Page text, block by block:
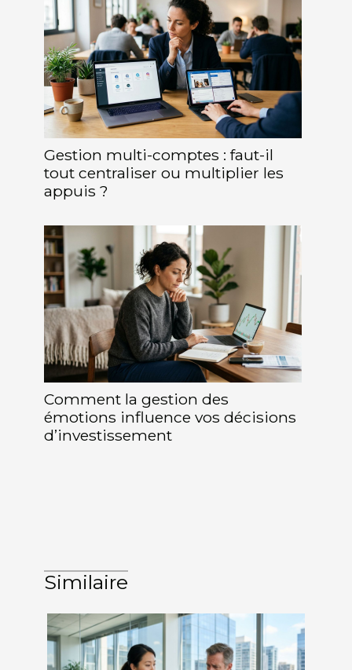
Gestion multi-comptes : faut-il
tout centraliser ou multiplier les
appuis ?
Comment la gestion des
émotions influence vos décisions
d’investissement
Similaire